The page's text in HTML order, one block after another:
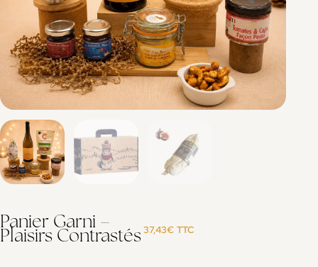
Panier Garni –
Plaisirs Contrastés 37,43€ TTC